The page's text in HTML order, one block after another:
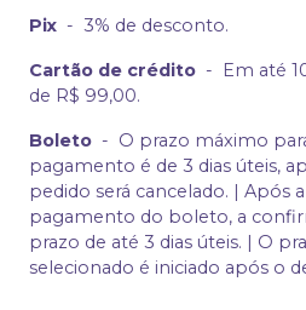
Pix - 3% de desconto.
Cartão de crédito -
Em até
de R$ 99,00.
Boleto - O prazo máximo
pagamento é de 3 dias úteis,
pedido será cancelado. | Após
pagamento do boleto, a
prazo de até 3 dias úteis. | O
selecionado é iniciado após o